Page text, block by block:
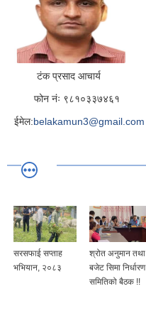
टंक प्रसाद आचार्य
फोन नंः ९८१०३३७४६१
ईमेल:belakamun3@gmail.com
सरसफाई सप्ताह
भभियान, २०८३
श्रोत अनुमान तथा
बजेट सिमा निर्धारण
समितिको बैठक !!